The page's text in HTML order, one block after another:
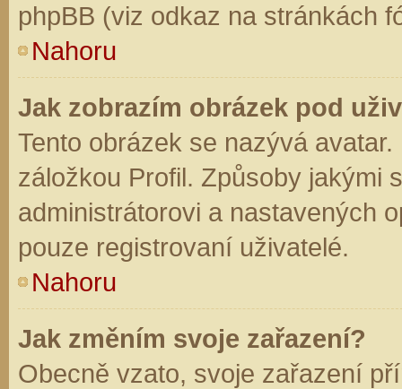
phpBB (viz odkaz na stránkách
Nahoru
Jak zobrazím obrázek pod
Tento obrázek se nazývá
záložkou Profil. Způsoby jakými
administrátorovi a nastavených
pouze registrovaní uživatelé.
Nahoru
Jak změním svoje zařazení?
Obecně vzato, svoje zařazení